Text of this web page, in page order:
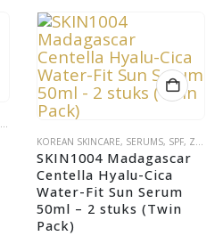
ZONNEBRAND
KOREAN SKINCARE, SERUMS, SPF, ZONNEBRAND
SKIN1004 Madagascar
Centella Hyalu-Cica
Water-Fit Sun Serum
50ml – 2 stuks (Twin
Pack)